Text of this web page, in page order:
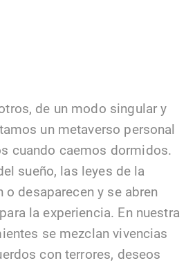
de un modo singular y
un metaverso personal
cuando caemos dormidos.
sueño, las leyes de la
desaparecen y se abren
la experiencia. En nuestra
se mezclan vivencias
con terrores, deseos